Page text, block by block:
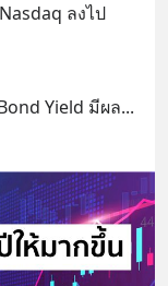
ลงไป
Yield มีผล